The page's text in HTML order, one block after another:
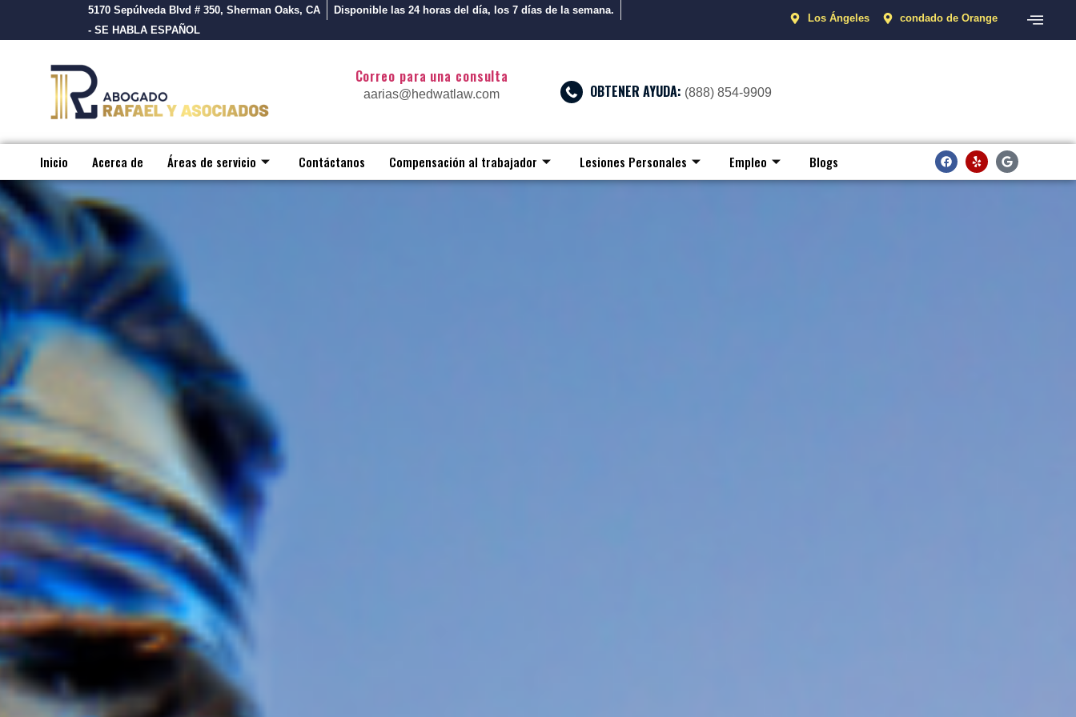
5170 Sepúlveda Blvd # 350, Sherman Oaks, CA
Disponible las 24 horas del día, los 7 días de la semana.
- SE HABLA ESPAÑOL
Los Ángeles condado de Orange
Correo para una consulta
aarias@hedwatlaw.com OBTENER AYUDA: (888) 854-9909
Inicio Acerca de Áreas de servicio Contáctanos Compensación al trabajador Lesiones Personales Empleo Blogs